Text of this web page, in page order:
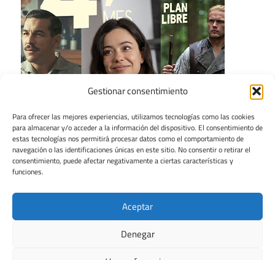
Gestionar consentimiento
Para ofrecer las mejores experiencias, utilizamos tecnologías como las cookies
para almacenar y/o acceder a la información del dispositivo. El consentimiento de
estas tecnologías nos permitirá procesar datos como el comportamiento de
navegación o las identificaciones únicas en este sitio. No consentir o retirar el
consentimiento, puede afectar negativamente a ciertas características y
funciones.
Aceptar
Denegar